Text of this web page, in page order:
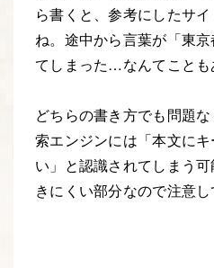
ら書くと、参考にしたサ
ね。途中から言葉が「東
てしまった…なんてことも
どちらの書き方でも問題
索エンジンには「本文に
い」と認識されてしまう
きにくい部分なので注意し